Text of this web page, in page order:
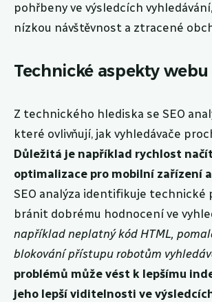
pohřbeny ve výsledcích
nízkou návštěvnost a ztracené
Technické aspekty webu
Z technického hlediska se SEO
které ovlivňují, jak vyhledávače
Důležitá je například rychlost
optimalizace pro mobilní zařízení
SEO analýza identifikuje technické
bránit dobrému hodnocení ve
například neplatný kód HTML,
blokování přístupu robotům
problémů může vést k lepšímu
jeho lepší viditelnosti ve